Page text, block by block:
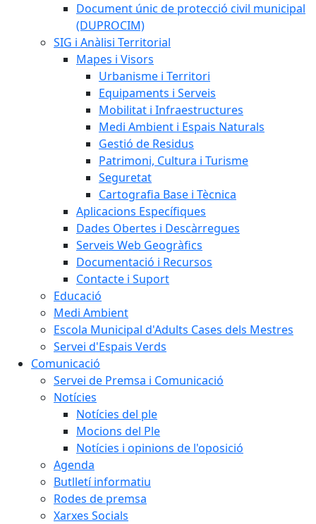
Document únic de protecció civil municipal
(DUPROCIM)
SIG i Anàlisi Territorial
Mapes i Visors
Urbanisme i Territori
Equipaments i Serveis
Mobilitat i Infraestructures
Medi Ambient i Espais Naturals
Gestió de Residus
Patrimoni, Cultura i Turisme
Seguretat
Cartografia Base i Tècnica
Aplicacions Específiques
Dades Obertes i Descàrregues
Serveis Web Geogràfics
Documentació i Recursos
Contacte i Suport
Educació
Medi Ambient
Escola Municipal d'Adults Cases dels Mestres
Servei d'Espais Verds
Comunicació
Servei de Premsa i Comunicació
Notícies
Notícies del ple
Mocions del Ple
Notícies i opinions de l'oposició
Agenda
Butlletí informatiu
Rodes de premsa
Xarxes Socials